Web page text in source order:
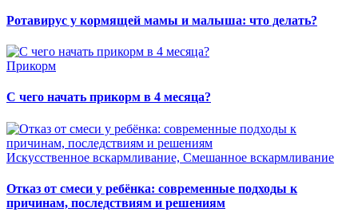
Ротавирус у кормящей мамы и малыша: что делать?
Прикорм
С чего начать прикорм в 4 месяца?
Искусственное вскармливание, Смешанное вскармливание
Отказ от смеси у ребёнка: современные подходы к
причинам, последствиям и решениям